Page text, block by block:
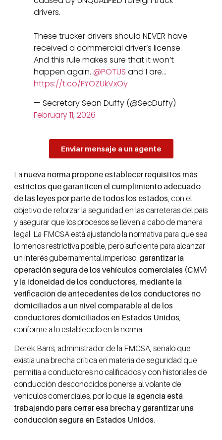
drivers.
These trucker drivers should NEVER have
received a commercial driver’s license.
And this rule makes sure that it won’t
happen again. @POTUS and I are…
https://t.co/FYOZUkVxOy
— Secretary Sean Duffy (@SecDuffy)
February 11, 2026
Enviar mensaje a un agente
La nueva norma propone establecer requisitos más
estrictos que garanticen el cumplimiento adecuado
de las leyes por parte de todos los estados , con el
objetivo de reforzar la seguridad en las carreteras del país
y asegurar que los procesos se lleven a cabo de manera
legal. La FMCSA está ajustando la normativa para que sea
lo menos restrictiva posible, pero suficiente para alcanzar
un interés gubernamental imperioso: garantizar la
operación segura de los vehículos comerciales (CMV)
y la idoneidad de los conductores, mediante la
verificación de antecedentes de los conductores no
domiciliados a un nivel comparable al de los
conductores domiciliados en Estados Unidos
conforme a lo establecido en la norma.
Derek Barrs, administrador de la FMCSA, señaló que
existía una brecha crítica en materia de seguridad que
permitía a conductores no calificados y con historiales de
conducción desconocidos ponerse al volante de
vehículos comerciales, por lo que la agencia está
trabajando para cerrar esa brecha y garantizar una
conducción segura en Estados Unidos.